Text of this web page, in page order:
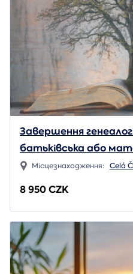
Завершення
батьківська або
Місцезнаходження: Celá
8 950 CZK